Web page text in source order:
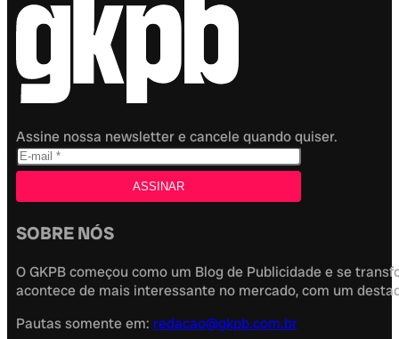
Assine nossa newsletter e cancele quando quiser.
SOBRE NÓS
O GKPB começou como um Blog de Publicidade e se
acontece de mais interessante no mercado, com um
Pautas somente em: redacao@gkpb.com.br